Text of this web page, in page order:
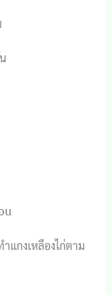
น
แกงเหลืองไก่ตาม